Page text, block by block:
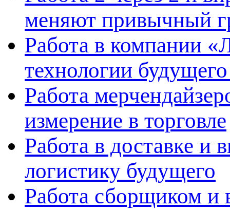
меняют привычный
Работа в компании
технологии
Работа
измерение в торговле
Работа в доставке и
логистику будущего
Работа сборщиком и